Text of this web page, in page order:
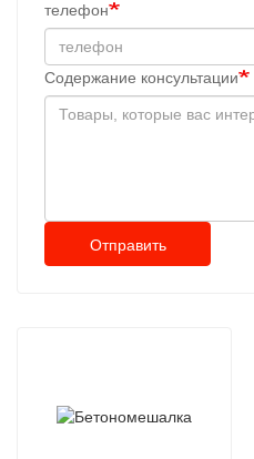
телефон
Содержание консультации
Отправить